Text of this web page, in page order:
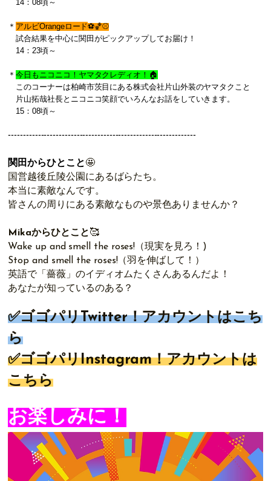
14：08頃～
＊ アルビOrangeロード⚽️🏀⚾️
試合結果を中心に関田がピックアップしてお届け！
14：23頃～
＊今日もニコニコ！ヤマタクレディオ！ 🏠
このコーナーは柏崎市茨目にある株式会社片山外装のヤマタクこと
片山拓哉社長とニコニコ笑顔でいろんなお話をしていきます。
15：08頃～
---------------------------------------------------------------
関田からひとこと🤩
国営越後丘陵公園にあるばらたち。
本当に素敵なんです。
皆さんの周りにある素敵なものや景色ありませんか？
Mikaからひとこと🥰
Wake up and smell the roses!（現実を見ろ！)
Stop and smell the roses!（羽を伸ばして！
）
英語で「薔薇」のイディオムたくさんあるんだよ！
あなたが知っているのある？
✅ゴゴパリTwitter！アカウントはこち
ら
✅ゴゴパリInstagram！アカウントは
こちら
お楽しみに！